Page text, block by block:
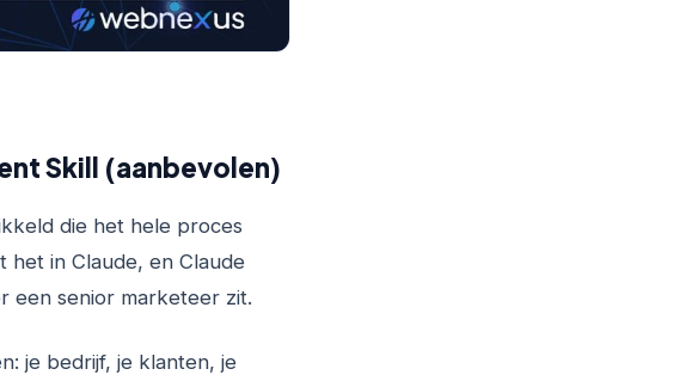
Skill (aanbevolen)
die het hele proces
in Claude, en Claude
een senior marketeer zit.
je bedrijf, je klanten, je